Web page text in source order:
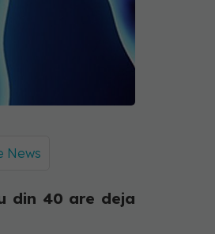
News
din 40 are deja